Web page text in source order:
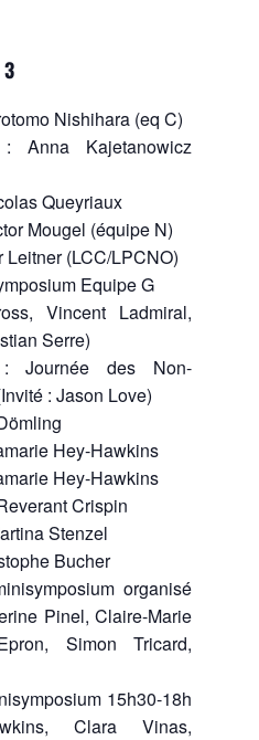
Nishihara (eq C)
Anna Kajetanowicz
Queyriaux
Mougel (équipe N)
Leitner (LCC/LPCNO)
Equipe G
Vincent Ladmiral,
Serre)
Journée des Non-
: Jason Love)
Hey-Hawkins
Hey-Hawkins
Crispin
Stenzel
Bucher
organisé
Pinel, Claire-Marie
Simon Tricard,
15h30-18h
Clara Vinas,